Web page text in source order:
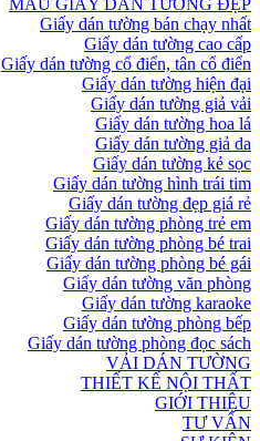
MẪU GIẤY DÁN TƯỜNG ĐẸP
Giấy dán tường bán chạy nhất
Giấy dán tường cao cấp
Giấy dán tường cổ điển, tân cổ điển
Giấy dán tường hiện đại
Giấy dán tường giả vải
Giấy dán tường hoa lá
Giấy dán tường giả da
Giấy dán tường kẻ sọc
Giấy dán tường hình trái tim
Giấy dán tường đẹp giá rẻ
Giấy dán tường phòng trẻ em
Giấy dán tường phòng bé trai
Giấy dán tường phòng bé gái
Giấy dán tường văn phòng
Giấy dán tường karaoke
Giấy dán tường phòng bếp
Giấy dán tường phòng đọc sách
VẢI DÁN TƯỜNG
THIẾT KẾ NỘI THẤT
GIỚI THIỆU
TƯ VẤN